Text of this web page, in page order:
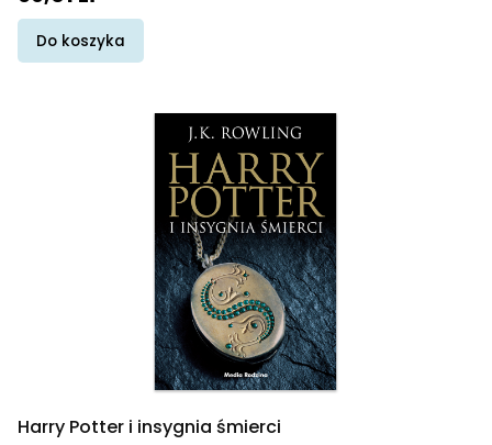
Do koszyka
Harry Potter i insygnia śmierci